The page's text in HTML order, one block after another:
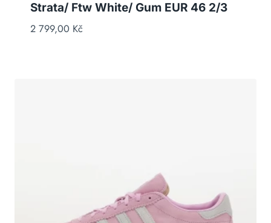
Strata/ Ftw White/ Gum EUR 46 2/3
2 799,00 Kč